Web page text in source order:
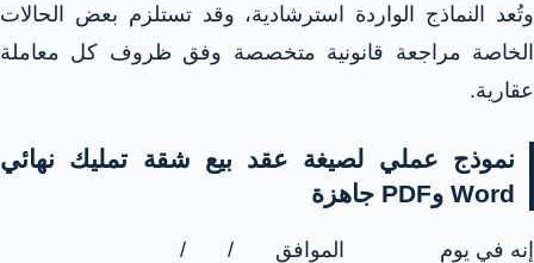
وتُعد النماذج الواردة استرشادية، وقد تستلزم بعض الحالات
الخاصة مراجعة قانونية متخصصة وفق ظروف كل معاملة
عقارية.
نموذج عملي لصيغة عقد بيع شقة تمليك نهائي
Word وPDF جاهزة
إنه في يوم الموافق / /